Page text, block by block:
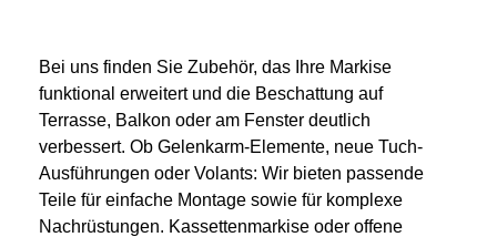
Bei uns finden Sie Zubehör, das Ihre Markise
funktional erweitert und die Beschattung auf
Terrasse, Balkon oder am Fenster deutlich
verbessert. Ob Gelenkarm-Elemente, neue Tuch-
Ausführungen oder Volants: Wir bieten passende
Teile für einfache Montage sowie für komplexe
Nachrüstungen. Kassettenmarkise oder offene